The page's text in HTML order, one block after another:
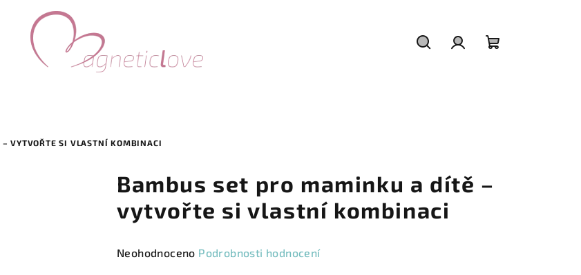
VYTVOŘTE SI VLASTNÍ KOMBINACI
Bambus set pro maminku a dítě –
vytvořte si vlastní kombinaci
Průměrné
Neohodnoceno Podrobnosti hodnocení